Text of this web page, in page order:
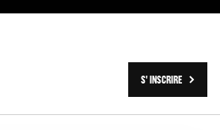
S' INSCRIRE